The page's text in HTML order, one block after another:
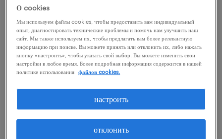
Попробуйте удалить некоторые из
примененных фильтров.
Вы искали работу в определенном месте?
Учтите возможность расширения диапазона
вокруг местонахождения.
Измените название должности или ключевые
слова и проверьте, правильно ли они
написаны.
О cookies
Мы используем файлы cookies, чтобы предоставить вам индивидуальный
опыт, диагностировать технические проблемы и помочь нам улучшить наш
сайт. Мы также используем их, чтобы предлагать вам более релевантную
информацию при поиске. Вы можете принять или отклонить их, либо нажать
кнопку «настроить», чтобы указать свой выбор. Вы можете изменить свои
настройки в любое время. Более подробная информация содержится в нашей
политике использования
файлов cookies.
отклонить
настроить